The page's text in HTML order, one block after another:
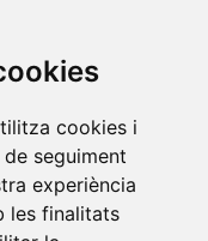
cookies i
seguiment
experiència
les finalitats